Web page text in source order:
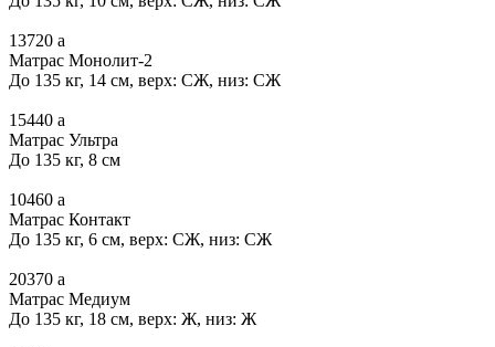
13720 a
Матрас Монолит-2
До 135 кг, 14 см, верх: СЖ, низ: СЖ
15440 a
Матрас Ультра
До 135 кг, 8 см
10460 a
Матрас Контакт
До 135 кг, 6 см, верх: СЖ, низ: СЖ
20370 a
Матрас Медиум
До 135 кг, 18 см, верх: Ж, низ: Ж